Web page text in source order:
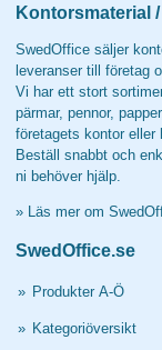
Kontorsmaterial
SwedOffice säljer
leveranser till företag
Vi har ett stort
pärmar, pennor,
företagets kontor eller
Beställ snabbt och
ni behöver hjälp.
» Läs mer om
SwedOffice.se
» Produkter A-Ö
» Kategoriöversikt